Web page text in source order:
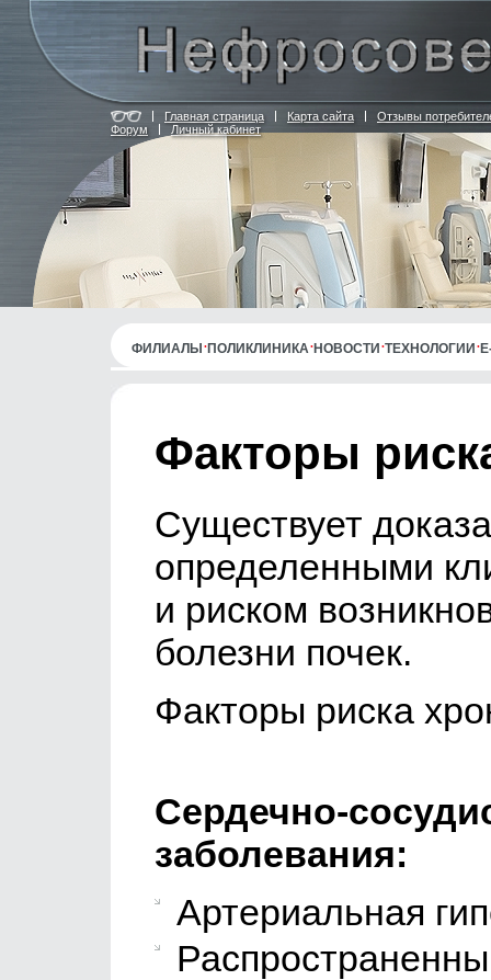
Главная страница Карта сайта
Отзывы
Форум
Личный кабинет
ФИЛИАЛЫ ПОЛИКЛИНИКА НОВОСТИ ТЕХНОЛОГИИ
Факторы
Существует
определенными
и риском
болезни почек.
Факторы риска
Сердечно-
заболевания:
Артериальная